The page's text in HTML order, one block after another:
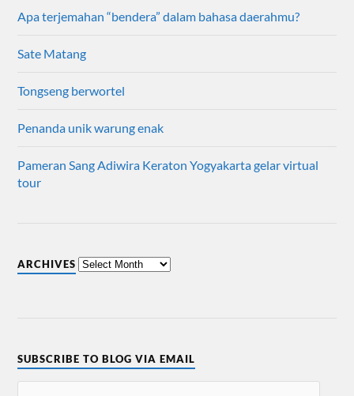
Apa terjemahan “bendera” dalam bahasa daerahmu?
Sate Matang
Tongseng berwortel
Penanda unik warung enak
Pameran Sang Adiwira Keraton Yogyakarta gelar virtual
tour
ARCHIVES
SUBSCRIBE TO BLOG VIA EMAIL